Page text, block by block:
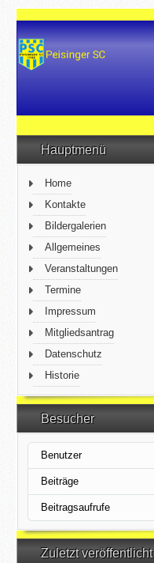
Hauptmenü
Home
Kontakte
Bildergalerien
Allgemeines
Veranstaltungen
Termine
Impressum
Mitgliedsantrag
Datenschutz
Historie
Besucher
Benutzer
Beiträge
Beitragsaufrufe
Zuletzt veröffentlicht